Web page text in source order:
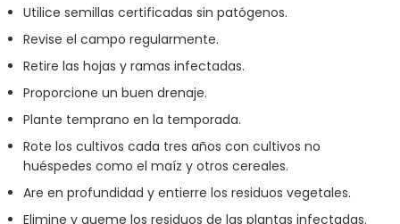
Utilice semillas certificadas sin patógenos.
Revise el campo regularmente.
Retire las hojas y ramas infectadas.
Proporcione un buen drenaje.
Plante temprano en la temporada.
Rote los cultivos cada tres años con cultivos no
huéspedes como el maíz y otros cereales.
Are en profundidad y entierre los residuos vegetales.
Elimine y queme los residuos de las plantas infectadas.